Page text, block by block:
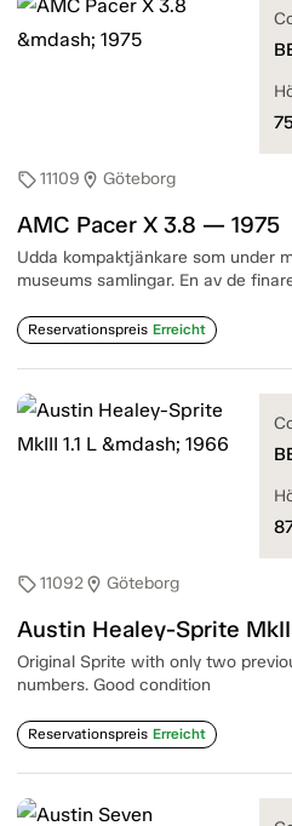
sell11109 location_on Göteborg
AMC Pacer X 3.8 — 1975
Udda kompaktjänkare som under
museums samlingar. En av de
Reservationspreis Erreicht
sell11092location_on Göteborg
Austin Healey-Sprite
Original Sprite with only two
numbers. Good condition
Reservationspreis Erreicht